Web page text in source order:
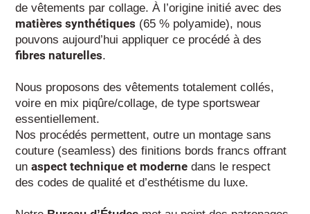
de vêtements par collage. À l’origine initié avec des
matières synthétiques (65 % polyamide), nous
pouvons aujourd’hui appliquer ce procédé à des
fibres naturelles.
Nous proposons des vêtements totalement collés,
voire en mix piqûre/collage, de type sportswear
essentiellement.
Nos procédés permettent, outre un montage sans
couture (seamless) des finitions bords francs offrant
un aspect technique et moderne dans le respect
des codes de qualité et d’esthétisme du luxe.